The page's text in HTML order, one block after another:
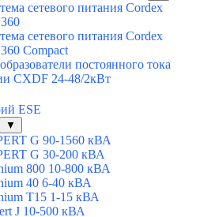
сетевого питания Cordex
сетевого питания Cordex
Compact
постоянного тока
CXDF 24-48/2кВт
ESE
▼
G 90-1560 кВА
G 30-200 кВА
800 10-800 кВА
40 6-40 кВА
T15 1-15 кВА
J 10-500 кВА